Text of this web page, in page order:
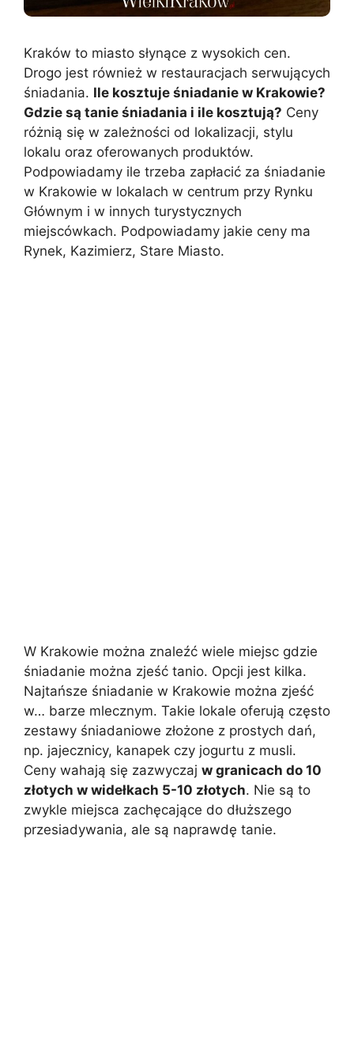
Kraków to miasto słynące z wysokich cen.
Drogo jest również w restauracjach serwujących
śniadania. Ile kosztuje śniadanie w Krakowie?
Gdzie są tanie śniadania i ile kosztują? Ceny
różnią się w zależności od lokalizacji, stylu
lokalu oraz oferowanych produktów.
Podpowiadamy ile trzeba zapłacić za śniadanie
w Krakowie w lokalach w centrum przy Rynku
Głównym i w innych turystycznych
miejscówkach. Podpowiadamy jakie ceny ma
Rynek, Kazimierz, Stare Miasto.
W Krakowie można znaleźć wiele miejsc gdzie
śniadanie można zjeść tanio. Opcji jest kilka.
Najtańsze śniadanie w Krakowie można zjeść
w… barze mlecznym. Takie lokale oferują często
zestawy śniadaniowe złożone z prostych dań,
np. jajecznicy, kanapek czy jogurtu z musli.
Ceny wahają się zazwyczaj w granicach do 10
złotych w widełkach 5-10 złotych. Nie są to
zwykle miejsca zachęcające do dłuższego
przesiadywania, ale są naprawdę tanie.